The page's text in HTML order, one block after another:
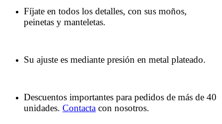
Fíjate en todos los detalles, con sus moños,
peinetas y manteletas.
Su ajuste es mediante presión en metal plateado.
Descuentos importantes para pedidos de más de 40
unidades. Contacta con nosotros.